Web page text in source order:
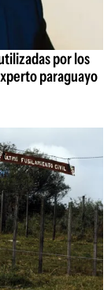
por los
paraguayo